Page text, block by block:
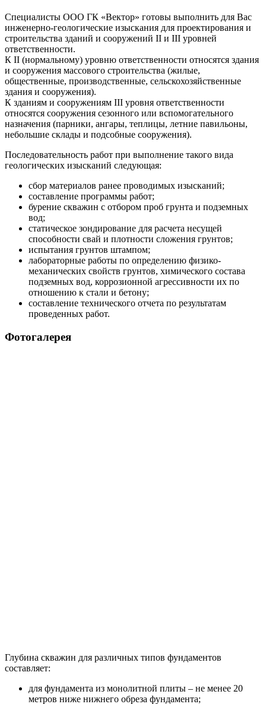
Специалисты ООО ГК «Вектор» готовы выполнить для Вас
инженерно-геологические изыскания для проектирования и
строительства зданий и сооружений II и III уровней
ответственности.
К II (нормальному) уровню ответственности относятся здания
и сооружения массового строительства (жилые,
общественные, производственные, сельскохозяйственные
здания и сооружения).
К зданиям и сооружениям III уровня ответственности
относятся сооружения сезонного или вспомогательного
назначения (парники, ангары, теплицы, летние павильоны,
небольшие склады и подсобные сооружения).
Последовательность работ при выполнение такого вида
геологических изысканий следующая:
сбор материалов ранее проводимых изысканий;
составление программы работ;
бурение скважин с отбором проб грунта и подземных
вод;
статическое зондирование для расчета несущей
способности свай и плотности сложения грунтов;
испытания грунтов штампом;
лабораторные работы по определению физико-
механических свойств грунтов, химического состава
подземных вод, коррозионной агрессивности их по
отношению к стали и бетону;
составление технического отчета по результатам
проведенных работ.
Фотогалерея
Глубина скважин для различных типов фундаментов
составляет:
для фундамента из монолитной плиты – не менее 20
метров ниже нижнего обреза фундамента;